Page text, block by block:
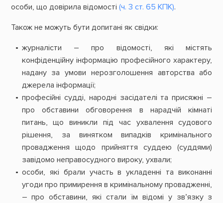
особи, що довірила відомості (ч. 3 ст. 65 КПК).
Також не можуть бути допитані як свідки:
журналісти – про відомості, які містять
конфіденційну інформацію професійного характеру,
надану за умови нерозголошення авторства або
джерела інформації;
професійні судді, народні засідателі та присяжні –
про обставини обговорення в нарадчій кімнаті
питань, що виникли під час ухвалення судового
рішення, за винятком випадків кримінального
провадження щодо прийняття суддею (суддями)
завідомо неправосудного вироку, ухвали;
особи, які брали участь в укладенні та виконанні
угоди про примирення в кримінальному провадженні,
– про обставини, які стали їм відомі у зв’язку з